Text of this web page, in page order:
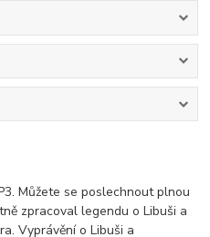
Můžete se poslechnout plnou
zpracoval legendu o Libuši a
Vyprávění o Libuši a